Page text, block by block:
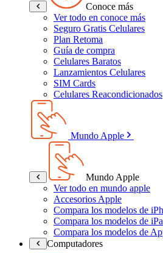
Conoce más
Ver todo en conoce más
Seguro Gratis Celulares
Plan Retoma
Guía de compra
Celulares Baratos
Lanzamientos Celulares
SIM Cards
Celulares Reacondicionados
Mundo Apple
Mundo Apple
Ver todo en mundo apple
Accesorios Apple
Compara los modelos de
Compara los modelos de
Compara los modelos de
Computadores